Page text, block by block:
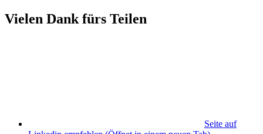
Vielen Dank fürs Teilen
Seite auf